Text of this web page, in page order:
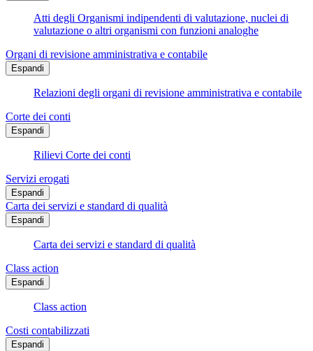
Atti degli Organismi indipendenti di valutazione, nuclei di
valutazione o altri organismi con funzioni analoghe
Organi di revisione amministrativa e contabile
Espandi
Relazioni degli organi di revisione amministrativa e contabile
Corte dei conti
Espandi
Rilievi Corte dei conti
Servizi erogati
Espandi
Carta dei servizi e standard di qualità
Espandi
Carta dei servizi e standard di qualità
Class action
Espandi
Class action
Costi contabilizzati
Espandi